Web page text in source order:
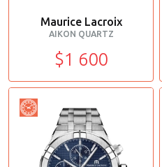
Maurice Lacroix
AIKON QUARTZ
$1 600